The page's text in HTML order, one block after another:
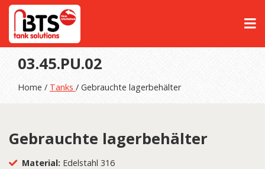
03.45.PU.02
Home / Tanks / Gebrauchte lagerbehälter
Gebrauchte lagerbehälter
Material: Edelstahl 316